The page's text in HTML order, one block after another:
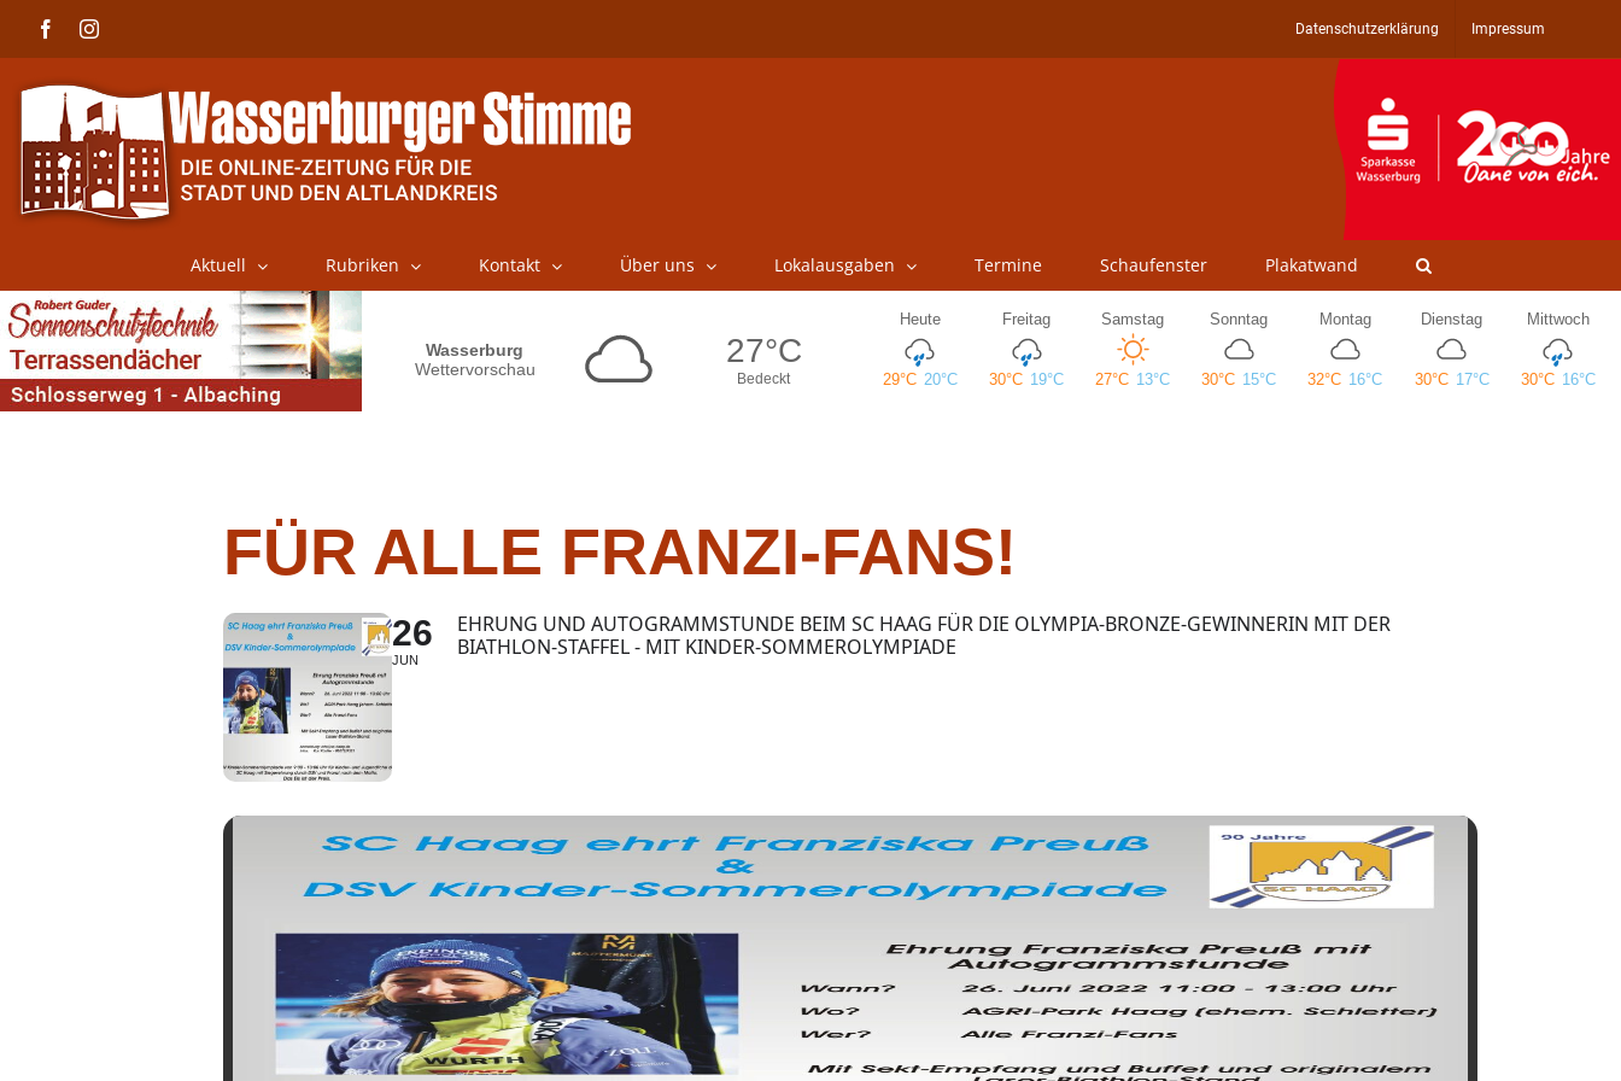
FacebookInstagram Datenschutzerklärung Impressum
Aktuell Rubriken Kontakt Über uns Lokalausgaben Termine Schaufenster Plakatwand
FÜR ALLE FRANZI-FANS!
26
JUN
EHRUNG UND AUTOGRAMMSTUNDE BEIM SC HAAG FÜR DIE OLYMPIA-BRONZE-GEWINNERIN MIT DER
BIATHLON-STAFFEL - MIT KINDER-SOMMEROLYMPIADE